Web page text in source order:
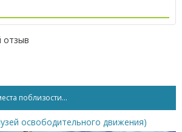
отзыв
поблизости...
освободительного движения)